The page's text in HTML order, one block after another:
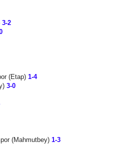
3-2
(Etap) 1-4
3-0
(Mahmutbey) 1-3